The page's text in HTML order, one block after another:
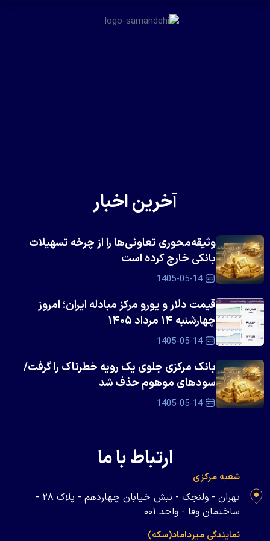
آخرین اخبار
وثیقه‌محوری تعاونی‌ها را از چرخه تسهیلات
بانکی خارج کرده است
1405-05-14
قیمت دلار و یورو مرکز مبادله ایران؛ امروز
چهارشنبه ۱۴ مرداد ۱۴۰۵
1405-05-14
بانک مرکزی جلوی یک رویه خطرناک را گرفت/
سود‌های موهوم حذف شد
1405-05-14
ارتباط با ما
شعبه مرکزی
تهران - ولنجک - نبش خیابان چهاردهم - پلاک ۲۸ -
ساختمان وفا - واحد ۰۰۱
نمایندگی میرداماد(سکه)